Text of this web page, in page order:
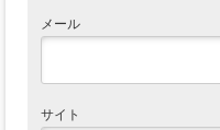
メール
サイト